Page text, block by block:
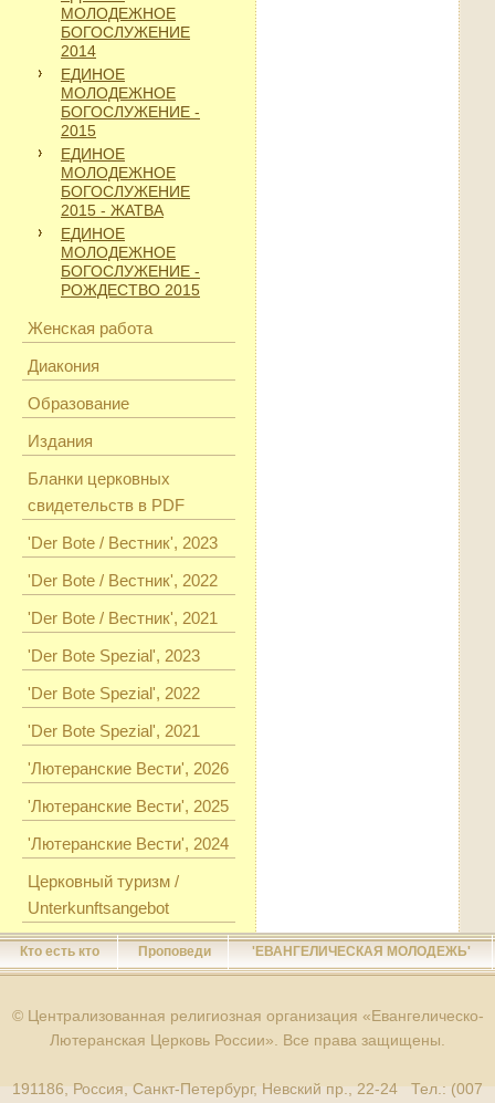
МОЛОДЕЖНОЕ
БОГОСЛУЖЕНИЕ
2014
ЕДИНОЕ
МОЛОДЕЖНОЕ
БОГОСЛУЖЕНИЕ -
2015
ЕДИНОЕ
МОЛОДЕЖНОЕ
БОГОСЛУЖЕНИЕ
2015 - ЖАТВА
ЕДИНОЕ
МОЛОДЕЖНОЕ
БОГОСЛУЖЕНИЕ -
РОЖДЕСТВО 2015
Женская работа
Диакония
Образование
Издания
Бланки церковных
свидетельств в PDF
'Der Bote / Вестник', 2023
'Der Bote / Вестник', 2022
'Der Bote / Вестник', 2021
'Der Bote Spezial', 2023
'Der Bote Spezial', 2022
'Der Bote Spezial', 2021
'Лютеранские Вести', 2026
'Лютеранские Вести', 2025
'Лютеранские Вести', 2024
Церковный туризм /
Unterkunftsangebot
Кто есть кто Проповеди 'ЕВАНГЕЛИЧЕСКАЯ МОЛОДЕЖЬ'
© Централизованная религиозная организация «Евангелическо-
Лютеранская Церковь России». Все права защищены.
191186, Россия, Санкт-Петербург, Невский пр., 22-24 Тел.: (007